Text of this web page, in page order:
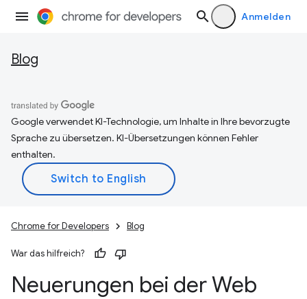
Anmelden
Blog
Google verwendet KI-Technologie, um Inhalte in Ihre bevorzugte
Sprache zu übersetzen. KI-Übersetzungen können Fehler
enthalten.
Chrome for Developers Blog
War das hilfreich?
Neuerungen bei der Web